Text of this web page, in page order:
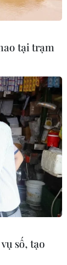
tại trạm
số, tạo